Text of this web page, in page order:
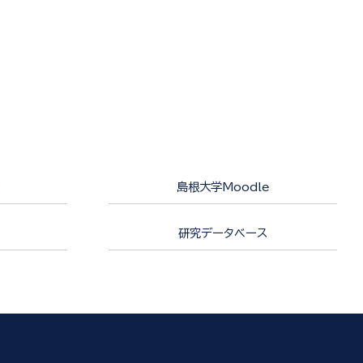
島根大学Moodle
研究データベース